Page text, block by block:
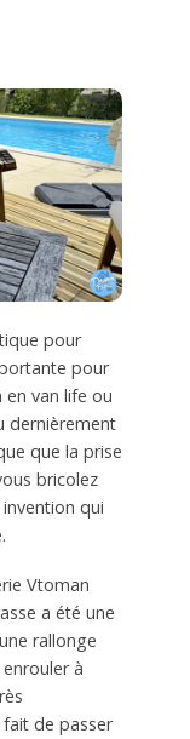
pour
pour
van life ou
dernièrement
que la prise
bricolez
qui
Vtoman
a été une
rallonge
à
de passer